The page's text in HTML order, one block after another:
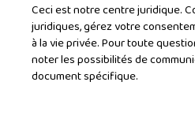
Ceci est notre centre juridique.
juridiques, gérez votre
à la vie privée. Pour toute
noter les possibilités de
document spécifique.